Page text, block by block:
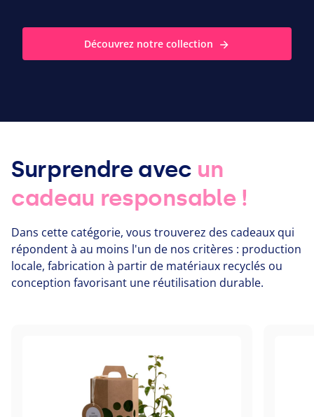
Découvrez notre collection
Surprendre avec un
cadeau responsable !
Dans cette catégorie, vous trouverez des cadeaux qui
répondent à au moins l'un de nos critères : production
locale, fabrication à partir de matériaux recyclés ou
conception favorisant une réutilisation durable.